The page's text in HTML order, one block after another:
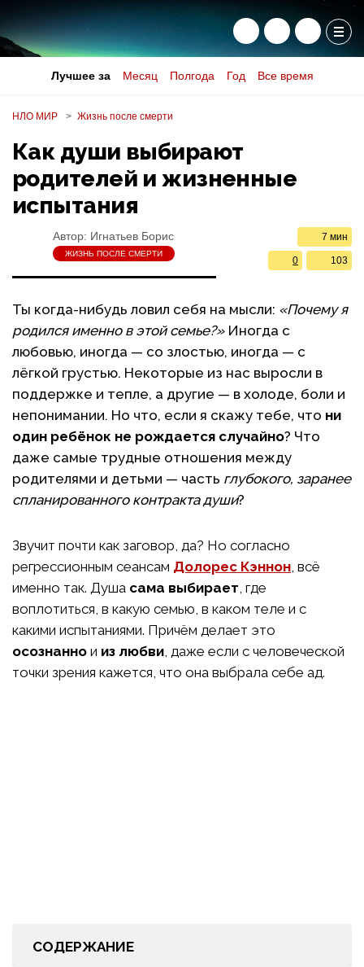
Лучшее за Месяц Полгода Год Все время
НЛО МИР Жизнь после смерти
Как души выбирают
родителей и жизненные
испытания
Автор: Игнатьев Борис
ЖИЗНЬ ПОСЛЕ СМЕРТИ
7 мин
103
0
Ты когда-нибудь ловил себя на мысли: «Почему я
родился именно в этой семье?» Иногда с
любовью, иногда — со злостью, иногда — с
лёгкой грустью. Некоторые из нас выросли в
поддержке и тепле, а другие — в холоде, боли и
непонимании. Но что, если я скажу тебе, что ни
один ребёнок не рождается случайно? Что
даже самые трудные отношения между
родителями и детьми — часть глубокого, заранее
спланированного контракта души?
Звучит почти как заговор, да? Но согласно
регрессионным сеансам Долорес Кэннон, всё
именно так. Душа сама выбирает, где
воплотиться, в какую семью, в каком теле и с
какими испытаниями. Причём делает это
осознанно и из любви, даже если с человеческой
точки зрения кажется, что она выбрала себе ад.
СОДЕРЖАНИЕ